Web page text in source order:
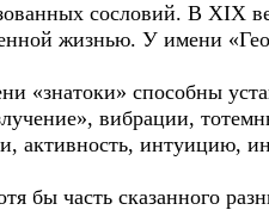
сословий. В XIX
жизнью. У имени
«знатоки» способны
вибрации,
активность, интуицию,
бы часть сказанного